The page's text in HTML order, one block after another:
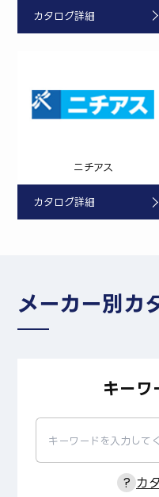
カタログ詳細
ニチアス
カタログ詳細
メーカー別カ
キーワ
? カ